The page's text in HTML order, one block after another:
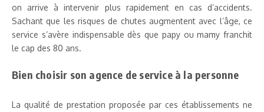
on arrive à intervenir plus rapidement en cas d’accidents.
Sachant que les risques de chutes augmentent avec l’âge, ce
service s’avère indispensable dès que papy ou mamy franchit
le cap des 80 ans.
Bien choisir son agence de service à la personne
La qualité de prestation proposée par ces établissements ne